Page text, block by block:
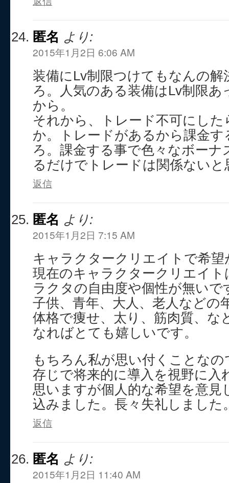
匿名 より:
2015年1月2日 6:06 AM
装備にLv制限つけてもなんの
ろ。人気のある装備はLv制限
から。
それから、トレード不可にし
か。トレードがあるから課金
ろ。課金する事で色々なボーナ
るだけでトレードは関係ないと
返信
匿名 より:
2015年1月2日 7:15 AM
キャラクタークリエイトで希
現在のキャラクタークリエイ
ラクタの自由度や個性が無いで
子供、青年、大人、老人などの
体格で痩せ、太り、筋肉質、な
なればとても嬉しいです。
もちろん私が思い付くことな
存じで将来的に導入を視野に入
思いますが個人的な希望を意見
込みました。長々失礼しました
返信
匿名 より:
2015年1月2日 11:40 AM